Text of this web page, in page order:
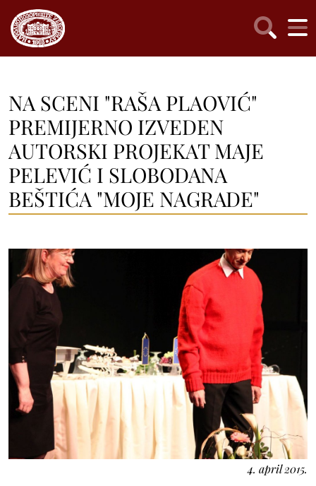
NA SCENI "RAŠA PLAOVIĆ"
PREMIJERNO IZVEDEN
AUTORSKI PROJEKAT MAJE
PELEVIĆ I SLOBODANA
BEŠTIĆA "MOJE NAGRADE"
4. april 2015.